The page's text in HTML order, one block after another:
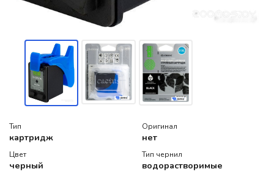
Тип
картридж
Оригинал
нет
Цвет
черный
Тип чернил
водорастворимые